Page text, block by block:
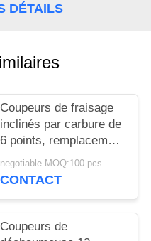
DÉTAILS
Coupeurs de fraisage
inclinés par carbure de
6 points, remplacement
de fraisage de
déchaumeuses de
fraisage d'usage
negotiable MOQ:100 pcs
CONTACT
Coupeurs de